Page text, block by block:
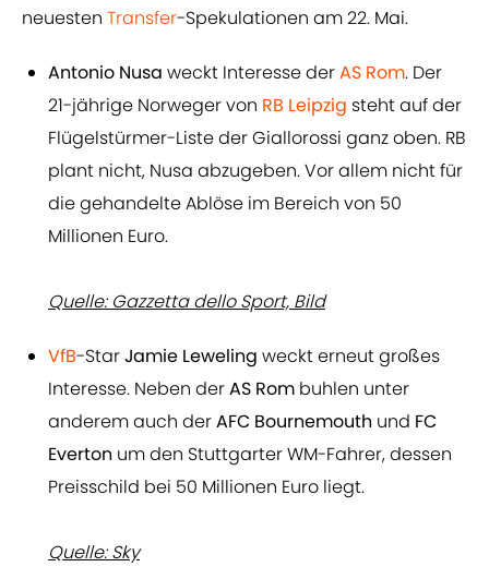
neuesten Transfer-Spekulationen am 22. Mai.
Antonio Nusa weckt Interesse derAS Rom. Der
21-jährige Norweger von RB Leipzig steht auf der
Flügelstürmer-Liste der Giallorossi ganz oben. RB
plant nicht, Nusa abzugeben. Vor allem nicht für
die gehandelte Ablöse im Bereich von 50
Millionen Euro.
Quelle: Gazzetta dello Sport, Bild
VfB-StarJamie Leweling weckt erneut großes
Interesse. Neben derAS Rom buhlen unter
anderem auch derAFC Bournemouth und FC
Everton um den Stuttgarter WM-Fahrer, dessen
Preisschild bei 50 Millionen Euro liegt.
Quelle: Sky